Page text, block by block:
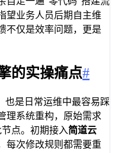
望业务人员后期自主维
不仅是效率问题，更是
的实操痛点#
也是日常运维中最容易踩
理系统重构，原始需求
点。初期接入简道云
每次修改规则都需要重